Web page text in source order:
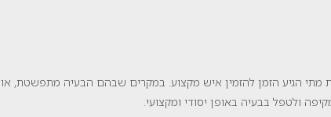
מתי הגיע הזמן להזמין איש מקצוע. במקרים שבהם הבעיה מתפשטת,
ולטפל בבעיה באופן יסודי ומקצועי.